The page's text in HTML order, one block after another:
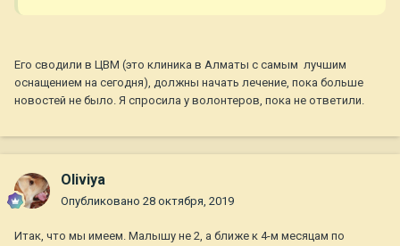
Его сводили в ЦВМ (это клиника в Алматы с самым лучшим
оснащением на сегодня), должны начать лечение, пока больше
новостей не было. Я спросила у волонтеров, пока не ответили.
Oliviya
Опубликовано 28 октября, 2019
Итак, что мы имеем. Малышу не 2, а ближе к 4-м месяцам по